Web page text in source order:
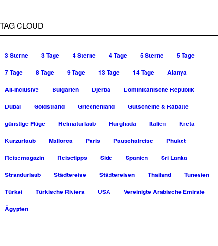
TAG CLOUD
3 Sterne 3 Tage 4 Sterne 4 Tage 5 Sterne
5 Tage
7 Tage
8 Tage 9 Tage 13 Tage 14 Tage
Alanya
All-Inclusive
Bulgarien Djerba
Dominikanische Republik
Dubai
Goldstrand Griechenland
Gutscheine & Rabatte
günstige Flüge
Heimaturlaub Hurghada Italien
Kreta
Kurzurlaub
Mallorca Paris Pauschalreise
Phuket
Reisemagazin
Reisetipps Side Spanien
Sri Lanka
Strandurlaub
Städtereise Städtereisen Thailand
Tunesien
Türkei
Türkische Riviera USA
Vereinigte Arabische Emirate
Ägypten